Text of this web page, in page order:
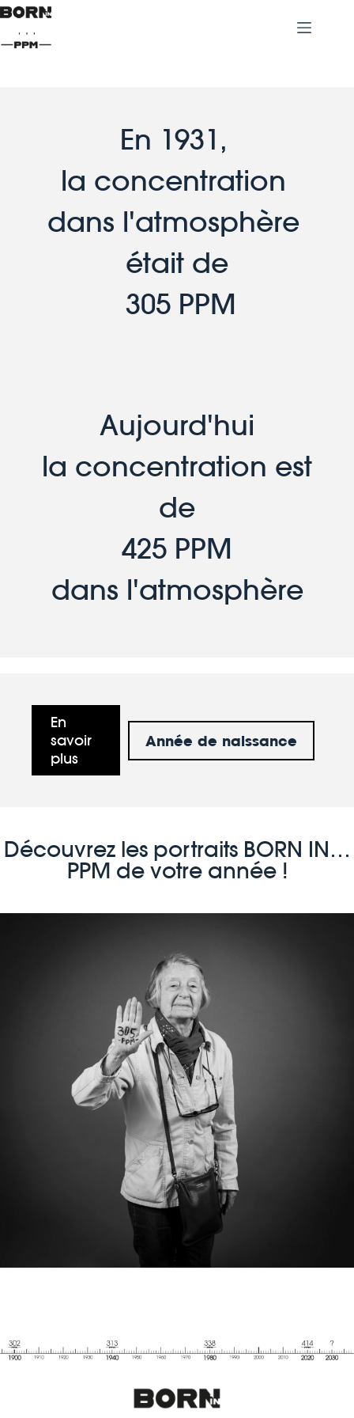
En 1931,
la concentration
dans l'atmosphère
était de
305 PPM
Aujourd'hui
la concentration est
de
425 PPM
dans l'atmosphère
En
savoir
plus
Année de naissance
Découvrez les portraits BORN IN…
PPM de votre année !
ELIANE